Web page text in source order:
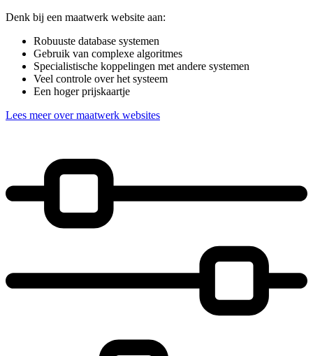
Denk bij een maatwerk website aan:
Robuuste database systemen
Gebruik van complexe algoritmes
Specialistische koppelingen met andere systemen
Veel controle over het systeem
Een hoger prijskaartje
Lees meer over maatwerk websites